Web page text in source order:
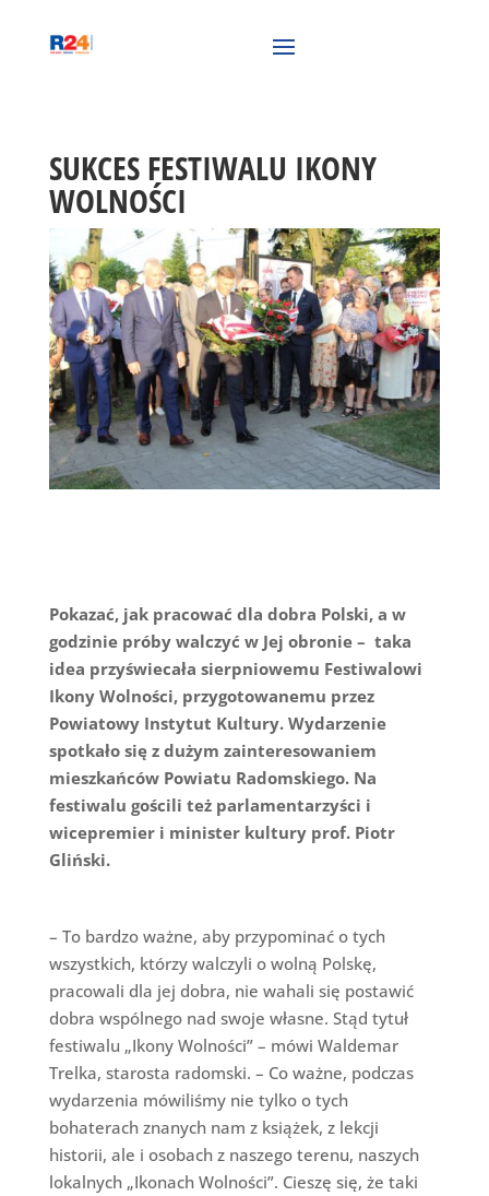
SUKCES FESTIWALU IKONY
WOLNOŚCI
Pokazać, jak pracować dla dobra Polski, a w
godzinie próby walczyć w Jej obronie – taka
idea przyświecała sierpniowemu Festiwalowi
Ikony Wolności, przygotowanemu przez
Powiatowy Instytut Kultury. Wydarzenie
spotkało się z dużym zainteresowaniem
mieszkańców Powiatu Radomskiego. Na
festiwalu gościli też parlamentarzyści i
wicepremier i minister kultury prof. Piotr
Gliński.
– To bardzo ważne, aby przypominać o tych
wszystkich, którzy walczyli o wolną Polskę,
pracowali dla jej dobra, nie wahali się postawić
dobra wspólnego nad swoje własne. Stąd tytuł
festiwalu „Ikony Wolności” – mówi Waldemar
Trelka, starosta radomski. – Co ważne, podczas
wydarzenia mówiliśmy nie tylko o tych
bohaterach znanych nam z książek, z lekcji
historii, ale i osobach z naszego terenu, naszych
lokalnych „Ikonach Wolności”. Cieszę się, że taki